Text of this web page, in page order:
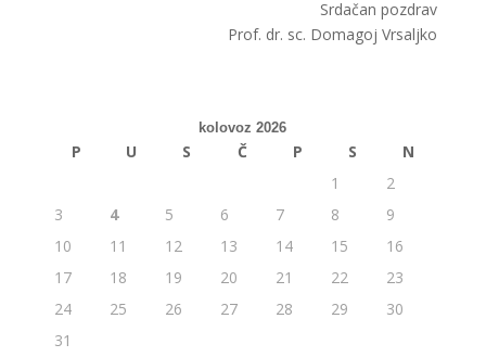
Srdačan pozdrav
Prof. dr. sc. Domagoj Vrsaljko
kolovoz 2026
P U S Č P S
N
1
2
3
4 5 6 7 8
9
10
11 12 13 14 15
16
17
18 19 20 21 22
23
24
25 26 27 28 29
30
31